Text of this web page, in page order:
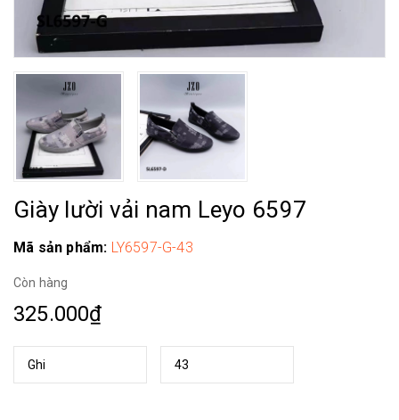
Giày lười vải nam Leyo 6597
Mã sản phẩm: LY6597-G-43
Còn hàng
325.000₫